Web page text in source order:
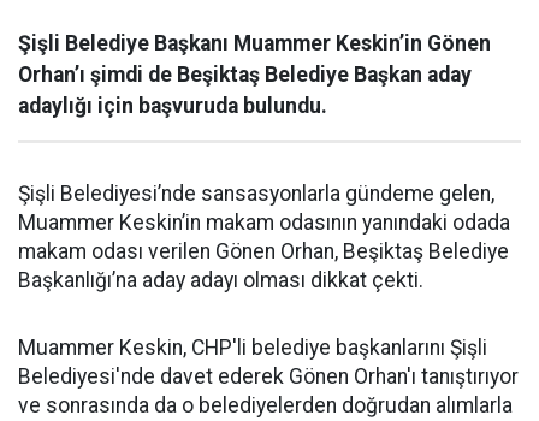
Şişli Belediye Başkanı Muammer Keskin’in Gönen
Orhan’ı şimdi de Beşiktaş Belediye Başkan aday
adaylığı için başvuruda bulundu.
Şişli Belediyesi’nde sansasyonlarla gündeme gelen,
Muammer Keskin’in makam odasının yanındaki odada
makam odası verilen Gönen Orhan, Beşiktaş Belediye
Başkanlığı’na aday adayı olması dikkat çekti.
Muammer Keskin, CHP'li belediye başkanlarını Şişli
Belediyesi'nde davet ederek Gönen Orhan'ı tanıştırıyor
ve sonrasında da o belediyelerden doğrudan alımlarla